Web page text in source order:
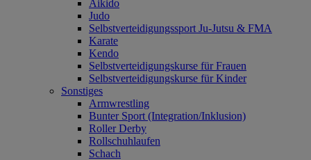
Aikido
Judo
Selbstverteidigungssport Ju-Jutsu & FMA
Karate
Kendo
Selbstverteidigungskurse für Frauen
Selbstverteidigungskurse für Kinder
Sonstiges
Armwrestling
Bunter Sport (Integration/Inklusion)
Roller Derby
Rollschuhlaufen
Schach